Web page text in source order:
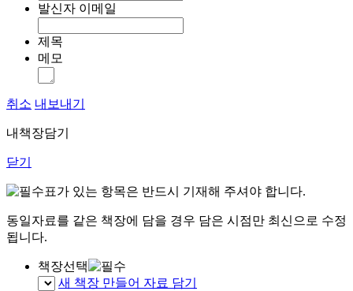
발신자 이메일
제목
메모
취소 내보내기
내책장담기
닫기
표가 있는 항목은 반드시 기재해 주셔야 합니다.
동일자료를 같은 책장에 담을 경우 담은 시점만 최신으로 수정
됩니다.
책장선택
새 책장 만들어 자료 담기